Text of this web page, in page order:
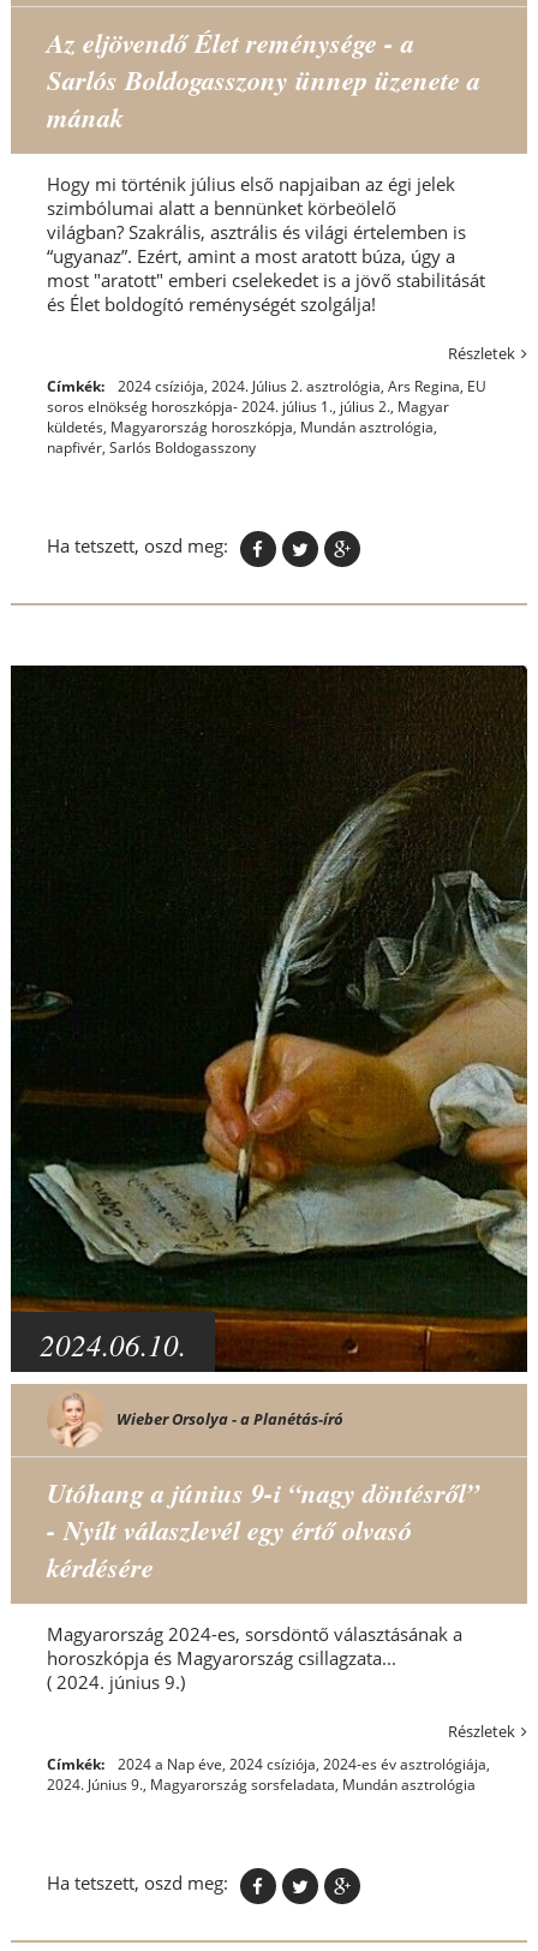
Az eljövendő Élet reménysége - a
Sarlós Boldogasszony ünnep üzenete a
mának
Hogy mi történik július első napjaiban az égi jelek
szimbólumai alatt a bennünket körbeölelő
világban? Szakrális, asztrális és világi értelemben is
“ugyanaz”. Ezért, amint a most aratott búza, úgy a
most "aratott" emberi cselekedet is a jövő stabilitását
és Élet boldogító reménységét szolgálja!
Részletek
Címkék: 2024 csíziója, 2024. Július 2. asztrológia, Ars Regina, EU
soros elnökség horoszkópja- 2024. július 1., július 2., Magyar
küldetés, Magyarország horoszkópja, Mundán asztrológia,
napfivér, Sarlós Boldogasszony
Ha tetszett, oszd meg:
2024.06.10.
Wieber Orsolya - a Planétás-író
Utóhang a június 9-i “nagy döntésről”
- Nyílt válaszlevél egy értő olvasó
kérdésére
Magyarország 2024-es, sorsdöntő választásának a
horoszkópja és Magyarország csillagzata...
( 2024. június 9.)
Részletek
Címkék: 2024 a Nap éve, 2024 csíziója, 2024-es év asztrológiája,
2024. Június 9., Magyarország sorsfeladata, Mundán asztrológia
Ha tetszett, oszd meg: